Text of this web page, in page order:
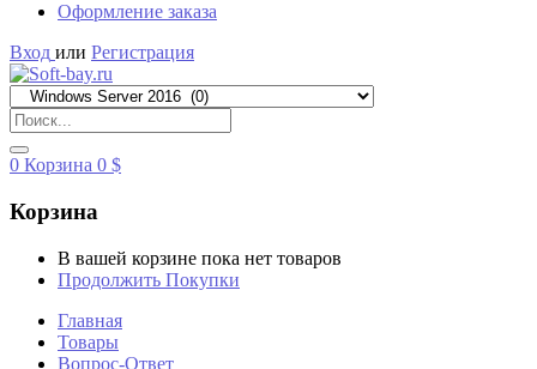
Оформление заказа
Вход или Регистрация
0 Корзина 0 $
Корзина
В вашей корзине пока нет товаров
Продолжить Покупки
Главная
Товары
Вопрос-Ответ